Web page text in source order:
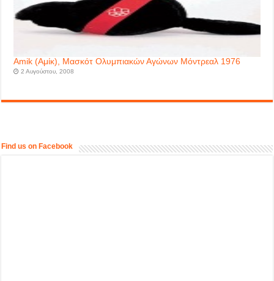
Amik (Αμίκ), Μασκότ Ολυμπιακών Αγώνων Μόντρεαλ 1976
2 Αυγούστου, 2008
Find us on Facebook